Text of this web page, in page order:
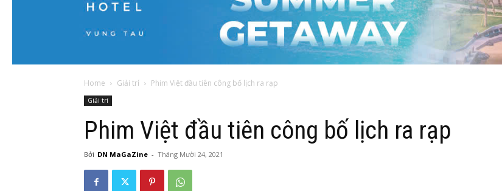
Home Giải trí Phim Việt đầu tiên công bố lịch ra rạp
Giải trí
Phim Việt đầu tiên công bố lịch ra rạp
Bởi DN MaGaZine - Tháng Mười 24, 2021